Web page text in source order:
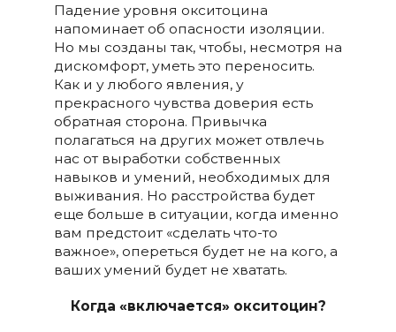
Падение уровня окситоцина
напоминает об опасности изоляции.
Но мы созданы так, чтобы, несмотря на
дискомфорт, уметь это переносить.
Как и у любого явления, у
прекрасного чувства доверия есть
обратная сторона. Привычка
полагаться на других может отвлечь
нас от выработки собственных
навыков и умений, необходимых для
выживания. Но расстройства будет
еще больше в ситуации, когда именно
вам предстоит «сделать что-то
важное», опереться будет не на кого, а
ваших умений будет не хватать.
Когда «включается» окситоцин?